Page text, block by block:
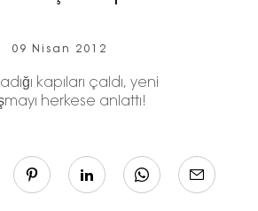
09 Nisan 2012
kapıları çaldı, yeni
herkese anlattı!